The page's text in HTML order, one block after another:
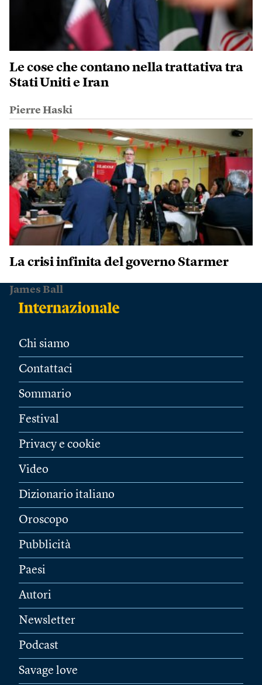
Le cose che contano nella trattativa tra
Stati Uniti e Iran
Pierre Haski
La crisi infinita del governo Starmer
James Ball
Chi siamo
Contattaci
Sommario
Festival
Privacy e cookie
Video
Dizionario italiano
Oroscopo
Pubblicità
Paesi
Autori
Newsletter
Podcast
Savage love